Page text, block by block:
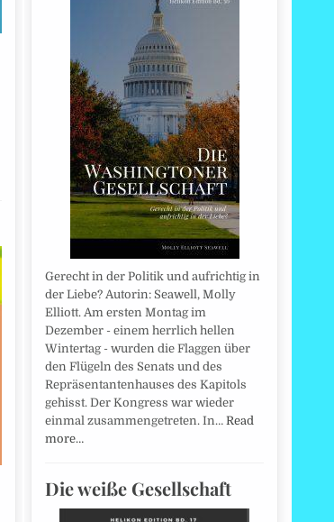
Gerecht in der Politik und aufrichtig in
der Liebe? Autorin: Seawell, Molly
Elliott. Am ersten Montag im
Dezember - einem herrlich hellen
Wintertag - wurden die Flaggen über
den Flügeln des Senats und des
Repräsentantenhauses des Kapitols
gehisst. Der Kongress war wieder
einmal zusammengetreten. In… Read
more…
Die weiße Gesellschaft